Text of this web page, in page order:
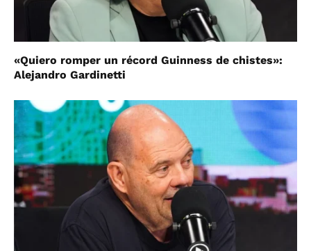
«Quiero romper un récord Guinness de chistes»:
Alejandro Gardinetti